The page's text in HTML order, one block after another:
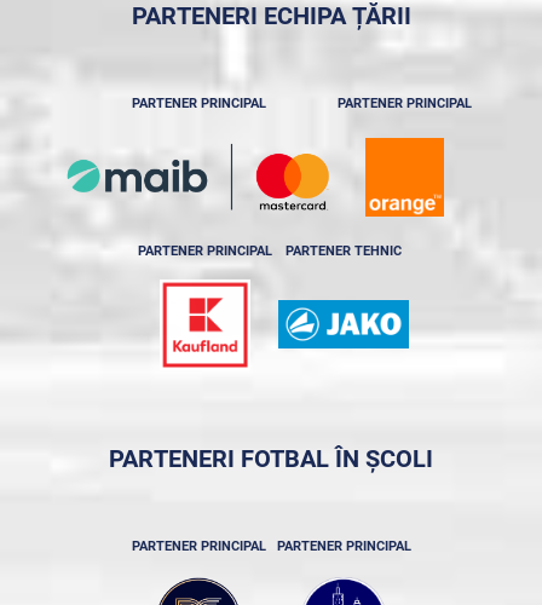
PARTENERI ECHIPA ȚĂRII
PARTENER PRINCIPAL PARTENER PRINCIPAL
PARTENER PRINCIPAL PARTENER TEHNIC
PARTENERI FOTBAL ÎN ȘCOLI
PARTENER PRINCIPAL PARTENER PRINCIPAL